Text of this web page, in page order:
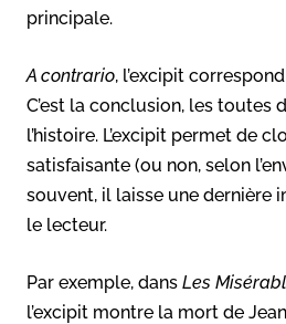
principale.
A contrario, l’excipit
C’est la conclusion, les toutes
l’histoire. L’excipit permet de
satisfaisante (ou non, selon
souvent, il laisse une dernière
le lecteur.
Par exemple, dans Les
l’excipit montre la mort de